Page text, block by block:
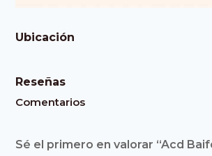
Ubicación
Reseñas
Comentarios
Sé el primero en valorar “Acd